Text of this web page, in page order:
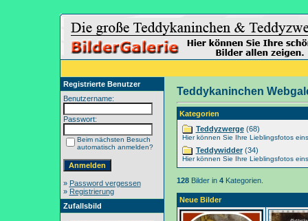
Registrierte Benutzer
Benutzername:
Passwort:
Beim nächsten Besuch
automatisch anmelden?
» Password vergessen
» Registrierung
Zufallsbild
Teddykaninchen
Kategorien
Teddyzwerge(68)
Hier können Sie Ihre Lieblingsfotos
Teddywidder(34)
Hier können Sie Ihre Lieblingsfotos
128Bilder in 4Kategorien.
Neue Bilder